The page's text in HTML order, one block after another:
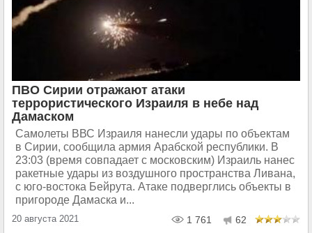
ПВО Сирии отражают атаки
террористического Израиля в небе над
Дамаском
Самолеты ВВС Израиля нанесли удары по объектам
в Сирии, сообщила армия Арабской республики. В
23:03 (время совпадает с московским) Израиль нанес
ракетные удары из воздушного пространства Ливана,
с юго-востока Бейрута. Атаке подверглись объекты в
пригороде Дамаска и...
20 августа 2021 1 761 62